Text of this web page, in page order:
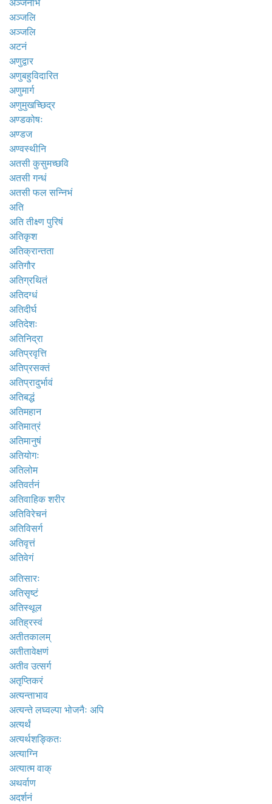
अञ्जनाभं
अञ्जलि
अञ्जलि
अटनं
अणुद्वार
अणुबहुविदारित
अणुमार्ग
अणुमुखच्छिद्र
अण्डकोषः
अण्डज
अण्वस्थीनि
अतसी कुसुमच्छवि
अतसी गन्धं
अतसी फल सन्निभं
अति
अति तीक्ष्ण पुरिषं
अतिकृश
अतिक्रान्तता
अतिगौर
अतिग्रथितं
अतिदग्धं
अतिदीर्घ
अतिदेशः
अतिनिद्रा
अतिप्रवृत्ति
अतिप्रसक्तं
अतिप्रादुर्भावं
अतिबद्धं
अतिमहान
अतिमात्रं
अतिमानुषं
अतियोगः
अतिलोम
अतिवर्तनं
अतिवाहिक शरीर
अतिविरेचनं
अतिविसर्ग
अतिवृत्तं
अतिवेगं
अतिसारः
अतिसृष्टं
अतिस्थूल
अतिह्रस्वं
अतीतकालम्
अतीतावेक्षणं
अतीव उत्सर्ग
अतृप्तिकरं
अत्यन्ताभाव
अत्यन्ते लघ्वल्पा भोजनैः अपि
अत्यर्थं
अत्यर्थशङ्कितः
अत्याग्नि
अत्यात्म वाक्
अथर्वाण
अदर्शनं